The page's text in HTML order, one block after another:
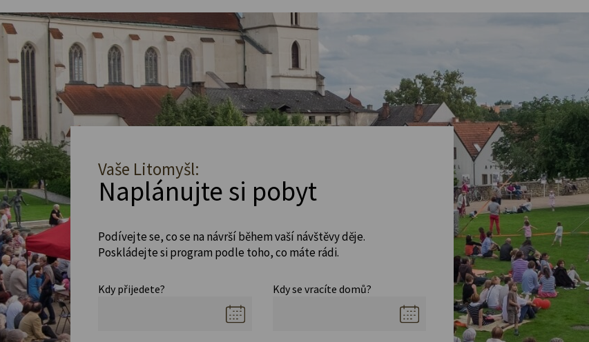
Vaše Litomyšl:
Naplánujte si pobyt
Podívejte se, co se na návrší během vaší návštěvy děje.
Poskládejte si program podle toho, co máte rádi.
Kdy přijedete? Kdy se vracíte domů?